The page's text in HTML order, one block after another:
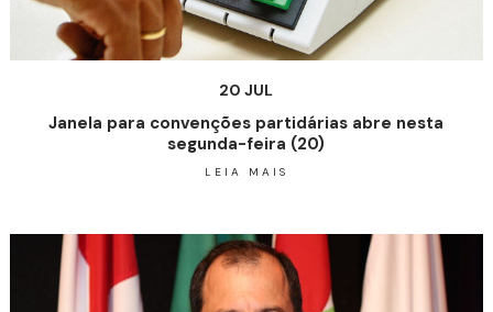
20 JUL
Janela para convenções partidárias abre nesta
segunda-feira (20)
LEIA MAIS